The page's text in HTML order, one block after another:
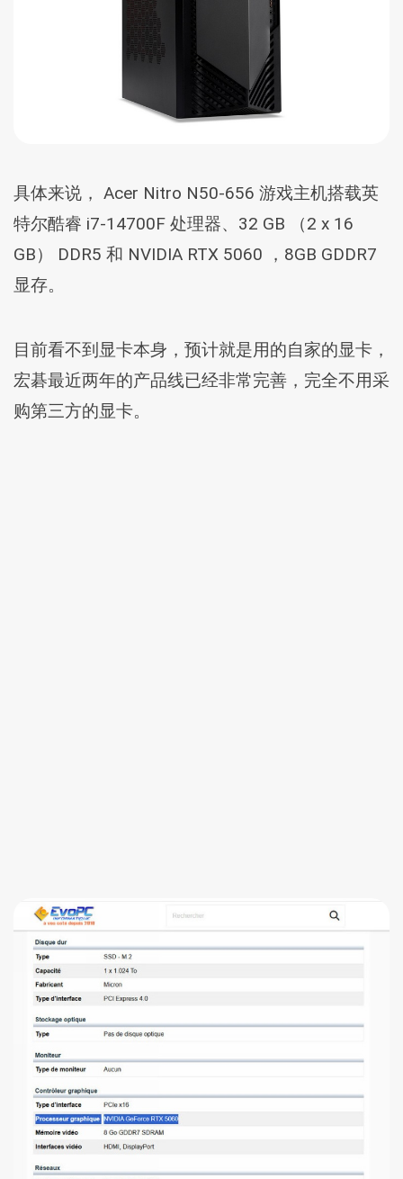
具体来说， Acer Nitro N50-656 游戏主机搭载英
特尔酷睿 i7-14700F 处理器、32 GB （2 x 16
GB） DDR5 和 NVIDIA RTX 5060 ，8GB GDDR7
显存。
目前看不到显卡本身，预计就是用的自家的显卡，
宏碁最近两年的产品线已经非常完善，完全不用采
购第三方的显卡。